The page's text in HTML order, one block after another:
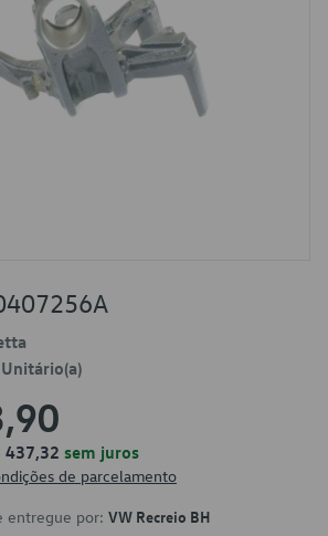
Unitário(a)
437,32 sem juros
de parcelamento
entregue por: VW Recreio BH